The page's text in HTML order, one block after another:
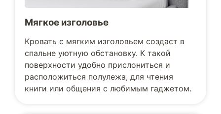
Мягкое изголовье
Кровать с мягким изголовьем создаст в
спальне уютную обстановку. К такой
поверхности удобно прислониться и
расположиться полулежа, для чтения
книги или общения с любимым гаджетом.